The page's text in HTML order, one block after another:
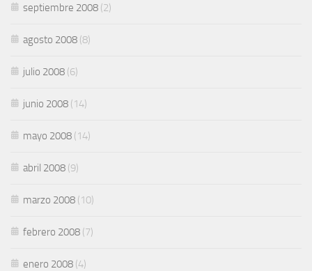
septiembre 2008 (2)
agosto 2008 (8)
julio 2008 (6)
junio 2008 (14)
mayo 2008 (14)
abril 2008 (9)
marzo 2008 (10)
febrero 2008 (7)
enero 2008 (4)